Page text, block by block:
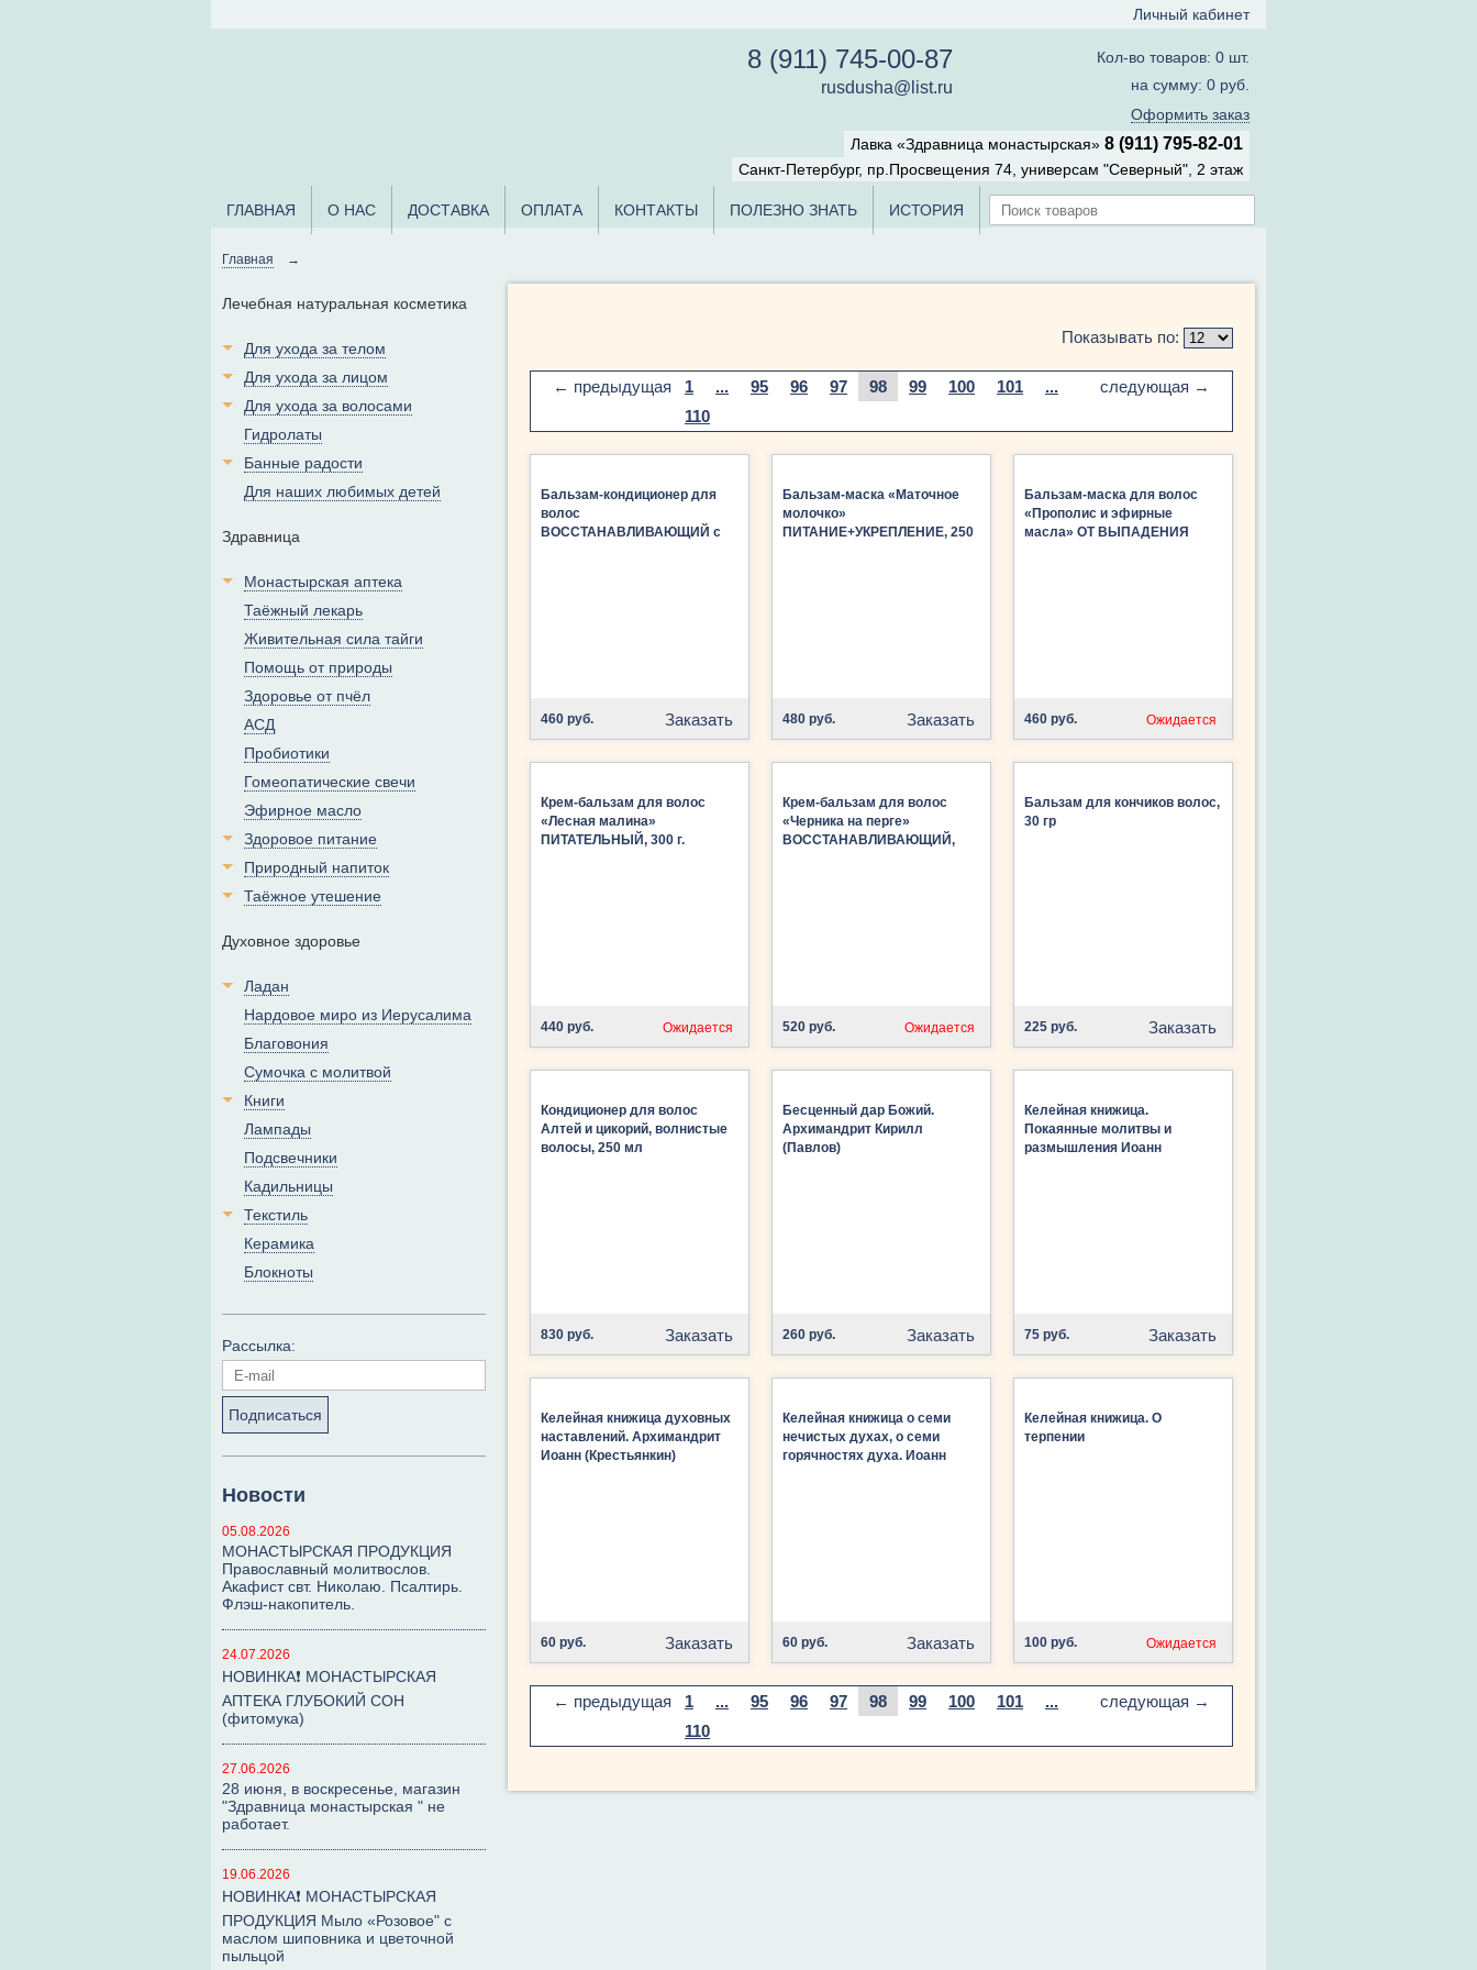
Личный кабинет
8 (911) 745-00-87
rusdusha@list.ru
Кол-во товаров: 0 шт.
на сумму: 0 руб.
Оформить заказ
Лавка «Здравница монастырская» 8 (911) 795-82-01
Санкт-Петербург, пр.Просвещения 74, универсам "Северный", 2 этаж
ГЛАВНАЯ О НАС ДОСТАВКА ОПЛАТА КОНТАКТЫ ПОЛЕЗНО ЗНАТЬ ИСТОРИЯ
Главная →
Лечебная натуральная косметика
Для ухода за телом
Для ухода за лицом
Для ухода за волосами
Гидролаты
Банные радости
Для наших любимых детей
Здравница
Монастырская аптека
Таёжный лекарь
Живительная сила тайги
Помощь от природы
Здоровье от пчёл
АСД
Пробиотики
Гомеопатические свечи
Эфирное масло
Здоровое питание
Природный напиток
Таёжное утешение
Духовное здоровье
Ладан
Нардовое миро из Иерусалима
Благовония
Сумочка с молитвой
Книги
Лампады
Подсвечники
Кадильницы
Текстиль
Керамика
Блокноты
Рассылка:
Подписаться
Новости
05.08.2026
МОНАСТЫРСКАЯ ПРОДУКЦИЯ
Православный молитвослов.
Акафист свт. Николаю. Псалтирь.
Флэш-накопитель.
24.07.2026
НОВИНКА❗ МОНАСТЫРСКАЯ
АПТЕКА ГЛУБОКИЙ СОН
(фитомука)
27.06.2026
28 июня, в воскресенье, магазин
"Здравница монастырская " не
работает.
19.06.2026
НОВИНКА❗ МОНАСТЫРСКАЯ
ПРОДУКЦИЯ Мыло «Розовое" с
маслом шиповника и цветочной
пыльцой
Показывать по:
следующая →
← предыдущая 1 ... 95 96 97 98 99 100 101
...
110
Бальзам-кондиционер для
волос
ВОССТАНАВЛИВАЮЩИЙ с
Заказать
460 руб.
Бальзам-маска «Маточное
молочко»
ПИТАНИЕ+УКРЕПЛЕНИЕ, 250
Заказать
480 руб.
Бальзам-маска для волос
«Прополис и эфирные
масла» ОТ ВЫПАДЕНИЯ
Ожидается
460 руб.
Крем-бальзам для волос
«Лесная малина»
ПИТАТЕЛЬНЫЙ, 300 г.
Ожидается
440 руб.
Крем-бальзам для волос
«Черника на перге»
ВОССТАНАВЛИВАЮЩИЙ,
Ожидается
520 руб.
Бальзам для кончиков волос,
30 гр
Заказать
225 руб.
Кондиционер для волос
Алтей и цикорий, волнистые
волосы, 250 мл
Заказать
830 руб.
Бесценный дар Божий.
Архимандрит Кирилл
(Павлов)
Заказать
260 руб.
Келейная книжица.
Покаянные молитвы и
размышления Иоанн
Заказать
75 руб.
Келейная книжица духовных
наставлений. Архимандрит
Иоанн (Крестьянкин)
Заказать
60 руб.
Келейная книжица о семи
нечистых духах, о семи
горячностях духа. Иоанн
Заказать
60 руб.
Келейная книжица. О
терпении
Ожидается
100 руб.
следующая →
← предыдущая 1 ... 95 96 97 98 99 100 101
...
110